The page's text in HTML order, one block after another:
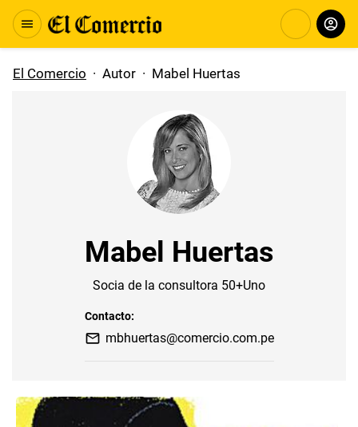
El Comercio · Autor · Mabel Huertas
Mabel Huertas
Socia de la consultora 50+Uno
Contacto:
mbhuertas@comercio.com.pe